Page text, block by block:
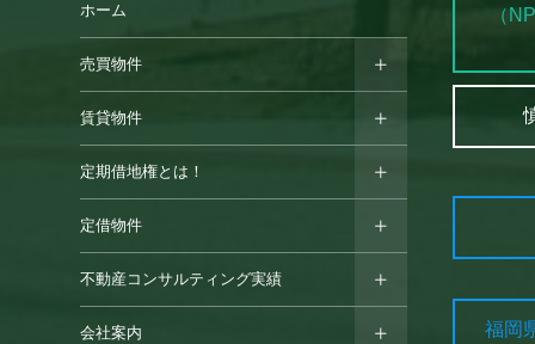
ホーム
売買物件
賃貸物件
定期借地権とは！
定借物件
不動産コンサルティング実績
会社案内
（
福岡